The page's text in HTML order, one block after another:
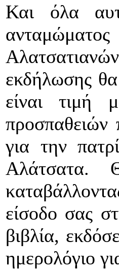
Και όλα
εκδήλωσης
είναι τιμή
προσπαθειών
για την
Αλάτσατα.
είσοδο σας
βιβλία,
ημερολόγιο